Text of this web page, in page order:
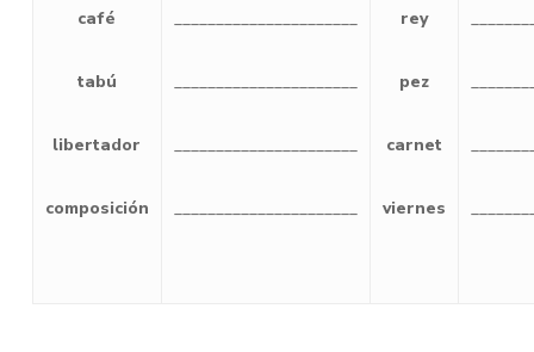
café
tabú
libertador
composición
______________________
______________________
______________________
______________________
rey
pez
carnet
viernes